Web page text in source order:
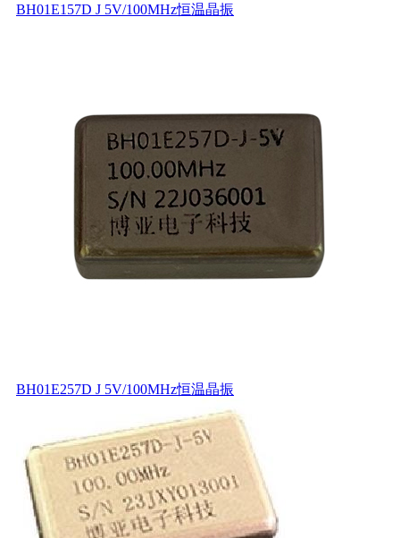
BH01E157D J 5V/100MHz恒温晶振
BH01E257D J 5V/100MHz恒温晶振